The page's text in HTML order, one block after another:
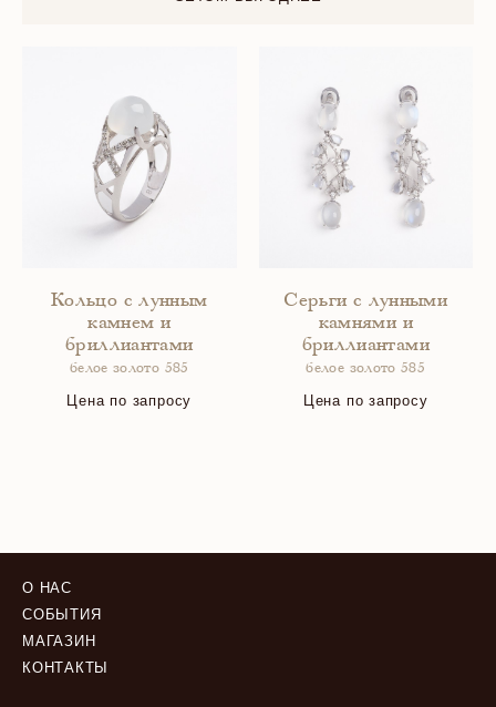
Кольцо с лунным
камнем и
бриллиантами
белое золото 585
Цена по запросу
Серьги с лунными
камнями и
бриллиантами
белое золото 585
Цена по запросу
О НАС
СОБЫТИЯ
МАГАЗИН
КОНТАКТЫ